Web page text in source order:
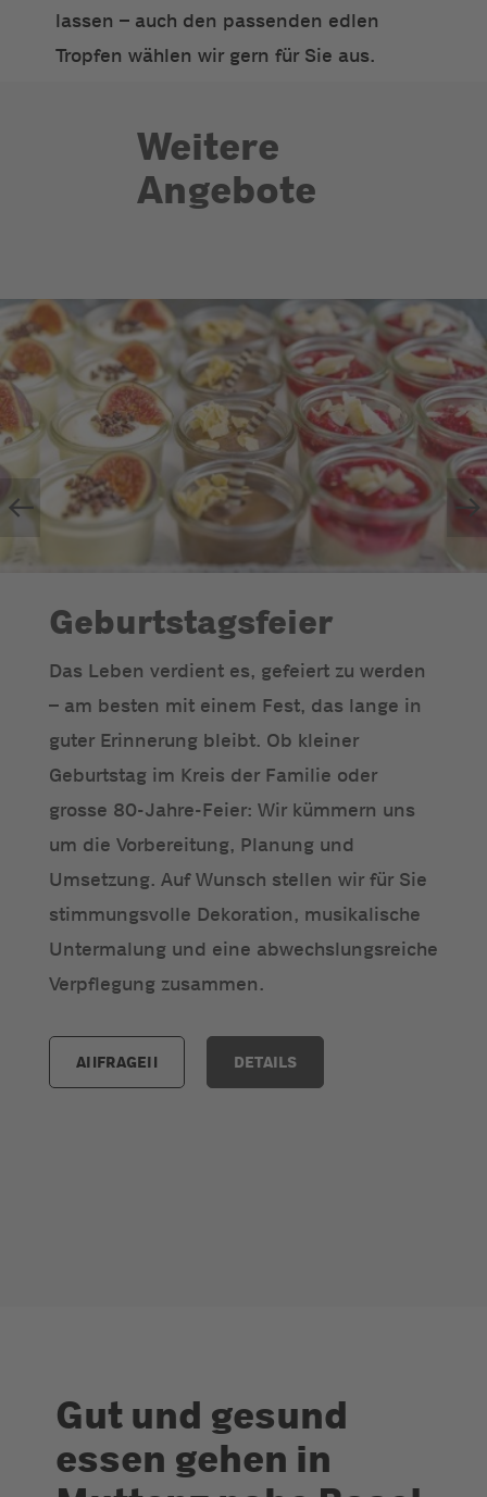
lassen – auch den passenden edlen
Tropfen wählen wir gern für Sie aus.
Weitere
Angebote
Geburtstagsfeier
Das Leben verdient es, gefeiert zu werden
– am besten mit einem Fest, das lange in
guter Erinnerung bleibt. Ob kleiner
Geburtstag im Kreis der Familie oder
grosse 80-Jahre-Feier: Wir kümmern uns
um die Vorbereitung, Planung und
Umsetzung. Auf Wunsch stellen wir für Sie
stimmungsvolle Dekoration, musikalische
Untermalung und eine abwechslungsreiche
Verpflegung zusammen.
ANFRAGEN DETAILS
Gut und gesund
essen gehen in